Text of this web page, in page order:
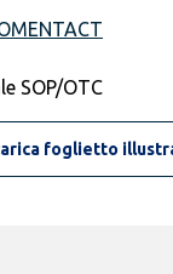
SOP/OTC
foglietto